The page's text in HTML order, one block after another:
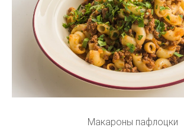
Макароны пафлоцки